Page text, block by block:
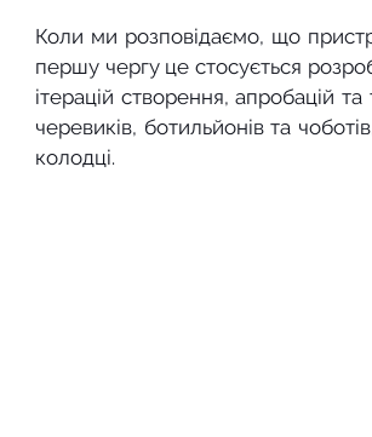
Коли ми розповідаємо, що
першу чергу це стосується
ітерацій створення, апробацій
черевиків, ботильйонів та
колодці.